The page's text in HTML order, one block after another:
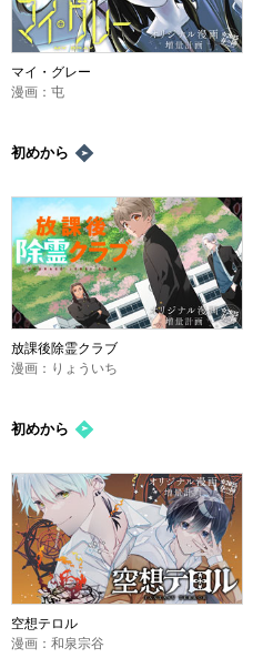
マイ・グレー
漫画：屯
初めから
放課後除霊クラブ
漫画：りょういち
初めから
空想テロル
漫画：和泉宗谷